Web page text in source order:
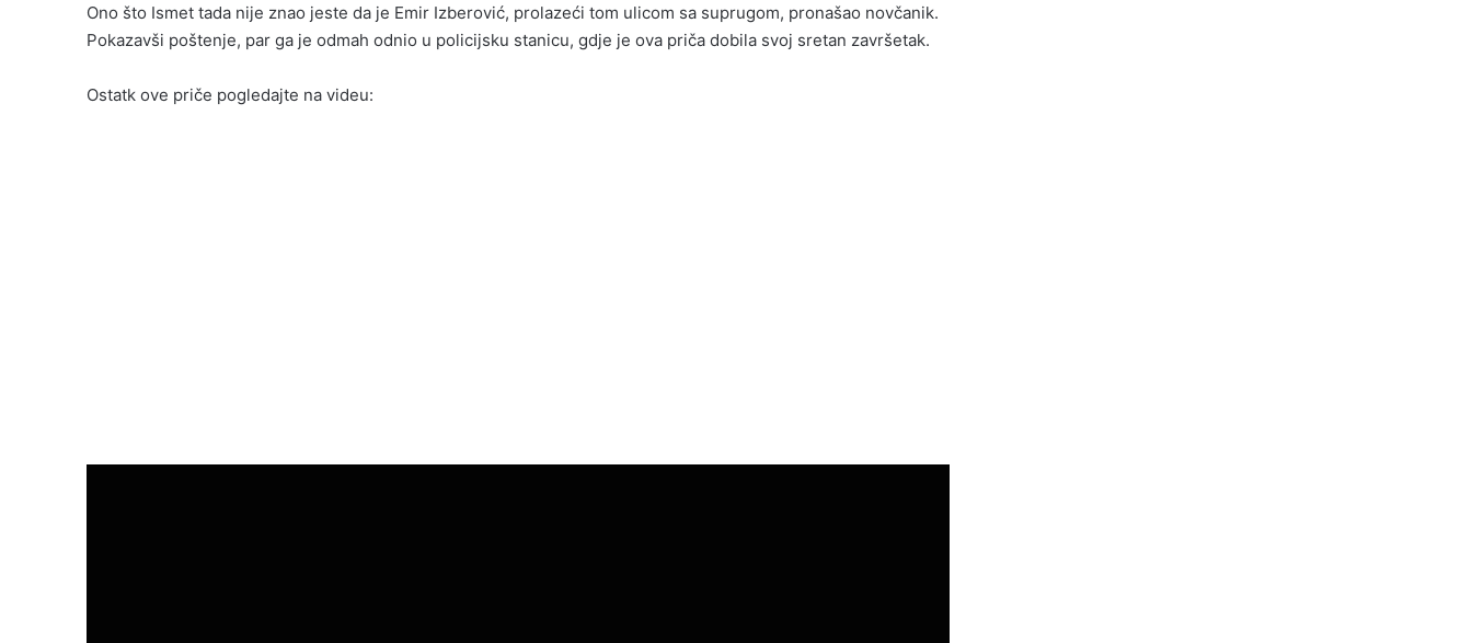
Ono što Ismet tada nije znao jeste da je Emir Izberović, prolazeći tom ulicom sa suprugom, pronašao novčanik.
Pokazavši poštenje, par ga je odmah odnio u policijsku stanicu, gdje je ova priča dobila svoj sretan završetak.
Ostatk ove priče pogledajte na videu: